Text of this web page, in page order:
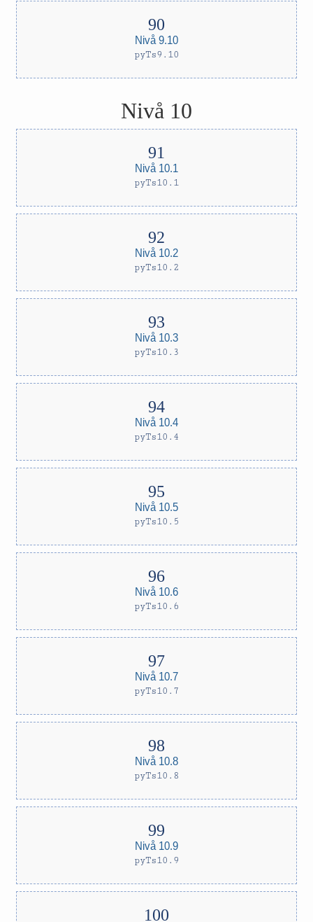
Nivå 9.10
pyTs9.10
Nivå 10
Nivå 10.1
pyTs10.1
Nivå 10.2
pyTs10.2
Nivå 10.3
pyTs10.3
Nivå 10.4
pyTs10.4
Nivå 10.5
pyTs10.5
Nivå 10.6
pyTs10.6
Nivå 10.7
pyTs10.7
Nivå 10.8
pyTs10.8
Nivå 10.9
pyTs10.9